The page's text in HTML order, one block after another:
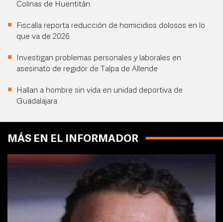
Colinas de Huentitán
Fiscalía reporta reducción de homicidios dolosos en lo
que va de 2026
Investigan problemas personales y laborales en
asesinato de regidor de Talpa de Allende
Hallan a hombre sin vida en unidad deportiva de
Guadalajara
MÁS EN EL INFORMADOR